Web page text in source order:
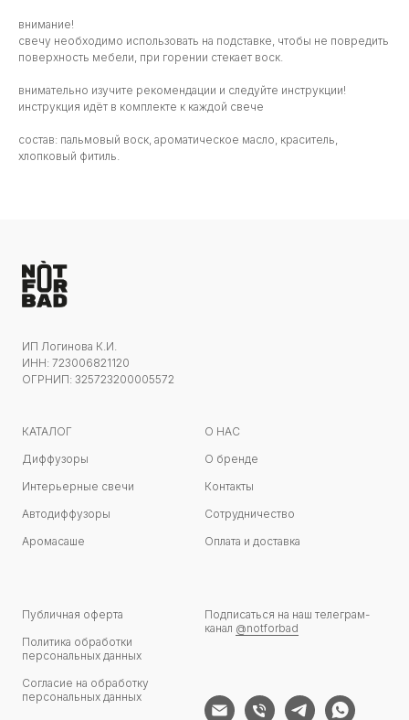
внимание!
свечу необходимо использовать на подставке, чтобы не повредить
поверхность мебели, при горении стекает воск.
внимательно изучите рекомендации и следуйте инструкции!
инструкция идёт в комплекте к каждой свече
состав: пальмовый воск, ароматическое масло, краситель,
хлопковый фитиль.
ИП Логинова К.И.
ИНН: 723006821120
ОГРНИП: 325723200005572
КАТАЛОГ
Диффузоры
Интерьерные свечи
Автодиффузоры
Аромасаше
О НАС
О бренде
Контакты
Сотрудничество
Оплата и доставка
Публичная оферта
Политика обработки
персональных данных
Согласие на обработку
персональных данных
Подписаться на наш телеграм-
канал @notforbad